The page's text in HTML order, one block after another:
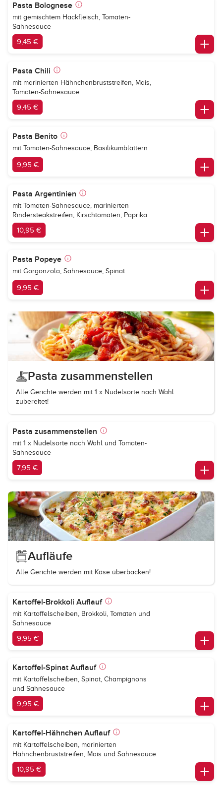
Pasta Bolognese
mit gemischtem Hackfleisch, Tomaten-
Sahnesauce
9,45 €
Pasta Chili
mit marinierten Hähnchenbruststreifen, Mais,
Tomaten-Sahnesauce
9,45 €
Pasta Benito
mit Tomaten-Sahnesauce, Basilikumblättern
9,95 €
Pasta Argentinien
mit Tomaten-Sahnesauce, marinierten
Rindersteakstreifen, Kirschtomaten, Paprika
10,95 €
Pasta Popeye
mit Gorgonzola, Sahnesauce, Spinat
9,95 €
Pasta zusammenstellen
Alle Gerichte werden mit 1 x Nudelsorte nach Wahl
zubereitet!
Pasta zusammenstellen
mit 1 x Nudelsorte nach Wahl und Tomaten-
Sahnesauce
7,95 €
Aufläufe
Alle Gerichte werden mit Käse überbacken!
Kartoffel-Brokkoli Auflauf
mit Kartoffelscheiben, Brokkoli, Tomaten und
Sahnesauce
9,95 €
Kartoffel-Spinat Auflauf
mit Kartoffelscheiben, Spinat, Champignons
und Sahnesauce
9,95 €
Kartoffel-Hähnchen Auflauf
mit Kartoffelscheiben, marinierten
Hähnchenbruststreifen, Mais und Sahnesauce
10,95 €